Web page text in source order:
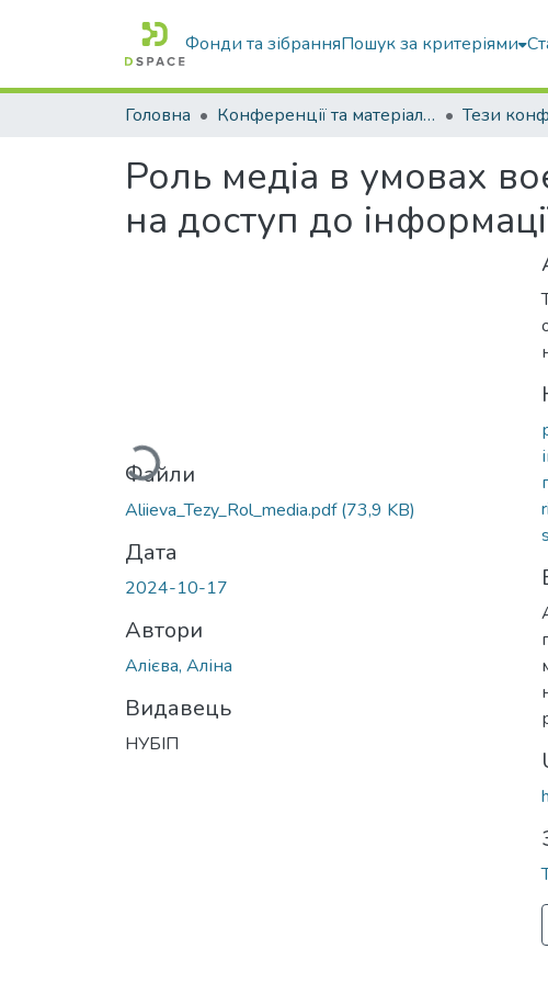
Фонди та зібранняПошук за критеріями
Головна Конференції та матеріали конференцій Тези
Роль медіа в умовах
на доступ до
Вантажиться...
Файли
Aliieva_Tezy_Rol_media.pdf(73,9 KB)
Дата
2024-10-17
Автори
Алієва, Аліна
Видавець
НУБІП